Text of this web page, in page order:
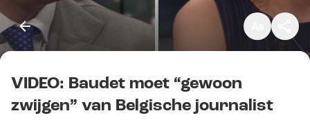
Kopieer link
VIDEO: Baudet moet “gewoon
zwijgen” van Belgische journalist